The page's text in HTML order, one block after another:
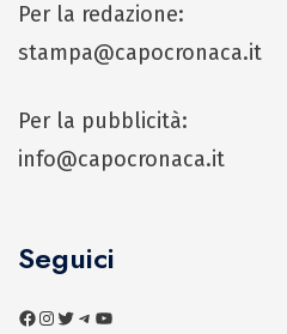
Per la redazione:
stampa@capocronaca.it
Per la pubblicità:
info@capocronaca.it
Seguici